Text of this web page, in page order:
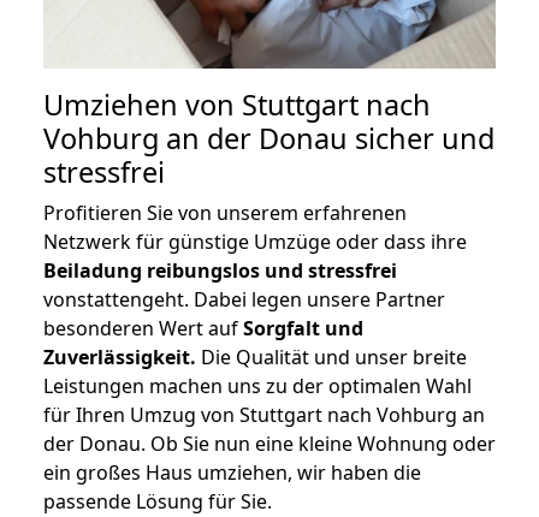
Umziehen von Stuttgart nach
Vohburg an der Donau sicher und
stressfrei
Profitieren Sie von unserem erfahrenen
Netzwerk für günstige Umzüge oder dass ihre
Beiladung reibungslos und stressfrei
vonstattengeht. Dabei legen unsere Partner
besonderen Wert aufSorgfalt und
Zuverlässigkeit. Die Qualität und unser breite
Leistungen machen uns zu der optimalen Wahl
für Ihren Umzug von Stuttgart nach Vohburg an
der Donau. Ob Sie nun eine kleine Wohnung oder
ein großes Haus umziehen, wir haben die
passende Lösung für Sie.